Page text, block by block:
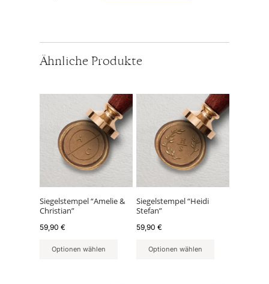
Ähnliche Produkte
Siegelstempel “Amelie &
Christian”
59,90 €
Optionen wählen
Siegelstempel “Heidi
Stefan”
59,90€
Optionen wählen